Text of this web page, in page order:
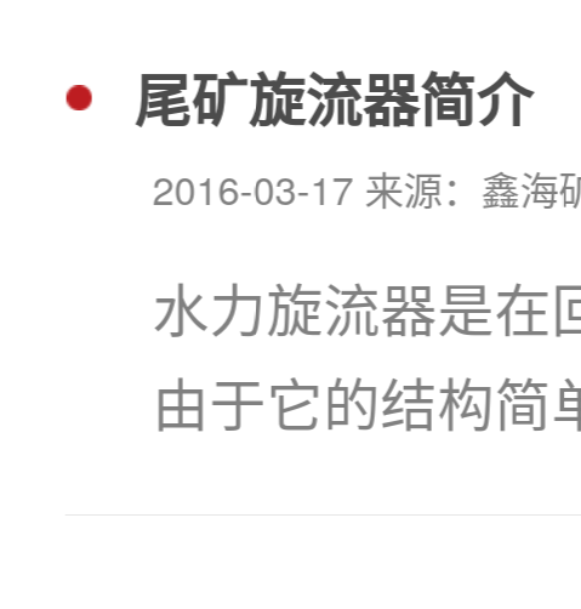
尾矿旋流器简介
2016-03-17 来源：鑫海
水力旋流器是在
由于它的结构简
广泛应用于分级